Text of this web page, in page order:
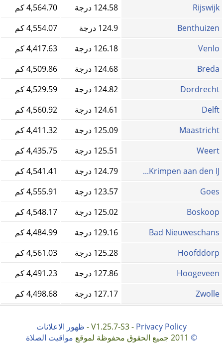
Rijswijk
124.58 درجة
4,564.70 كم
Benthuizen
124.9 درجة
4,554.07 كم
Venlo
126.18 درجة
4,417.63 كم
Breda
124.68 درجة
4,509.86 كم
Dordrecht
124.82 درجة
4,529.59 كم
Delft
124.61 درجة
4,560.92 كم
Maastricht
125.09 درجة
4,411.32 كم
Weert
125.51 درجة
4,435.75 كم
Krimpen aan den IJ...
124.79 درجة
4,541.41 كم
Goes
123.57 درجة
4,555.91 كم
Boskoop
125.02 درجة
4,548.17 كم
Bad Nieuweschans
129.16 درجة
4,484.99 كم
Hoofddorp
125.28 درجة
4,561.03 كم
Hoogeveen
127.86 درجة
4,491.23 كم
Zwolle
127.17 درجة 4,498.68 كم
V1.25.7-S3 - Privacy Policy
- ظهور الاعلانات
©
مواقيت الصلاة